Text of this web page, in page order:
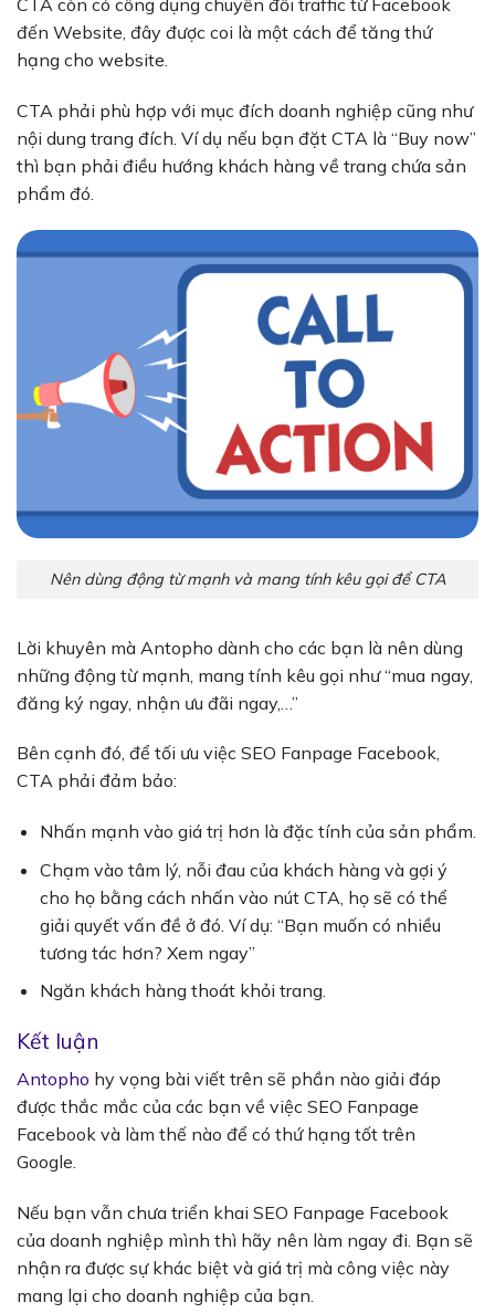
đến Website, đây được coi là một cách để tăng thứ
hạng cho website.
CTA phải phù hợp với mục đích doanh nghiệp cũng như
nội dung trang đích. Ví dụ nếu bạn đặt CTA là “Buy now”
thì bạn phải điều hướng khách hàng về trang chứa sản
phẩm đó.
Nên dùng động từ mạnh và mang tính kêu gọi để CTA
Lời khuyên mà Antopho dành cho các bạn là nên dùng
những động từ mạnh, mang tính kêu gọi như “mua ngay,
đăng ký ngay, nhận ưu đãi ngay,…”
Bên cạnh đó, để tối ưu việc SEO Fanpage Facebook,
CTA phải đảm bảo:
Nhấn mạnh vào giá trị hơn là đặc tính của sản phẩm.
Chạm vào tâm lý, nỗi đau của khách hàng và gợi ý
cho họ bằng cách nhấn vào nút CTA, họ sẽ có thể
giải quyết vấn đề ở đó. Ví dụ: “Bạn muốn có nhiều
tương tác hơn? Xem ngay”
Ngăn khách hàng thoát khỏi trang.
Kết luận
Antopho hy vọng bài viết trên sẽ phần nào giải đáp
được thắc mắc của các bạn về việc SEO Fanpage
Facebook và làm thế nào để có thứ hạng tốt trên
Google.
Nếu bạn vẫn chưa triển khai SEO Fanpage Facebook
của doanh nghiệp mình thì hãy nên làm ngay đi. Bạn sẽ
nhận ra được sự khác biệt và giá trị mà công việc này
mang lại cho doanh nghiệp của bạn.